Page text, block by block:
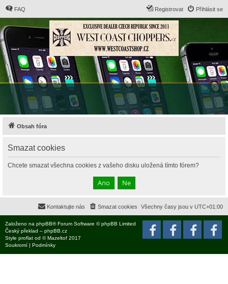
FAQ Přihlásit se
Registrovat
Obsah fóra
Smazat cookies
Chcete smazat všechna cookies z vašeho disku uložená tímto fórem?
Všechny časy jsou v UTC+01:00
Smazat cookies
Kontaktujte nás
Založeno na phpBB® Forum Software © phpBB Limited
Český překlad – phpBB.cz
Style proflat od ©Mazeltof 2017
Soukromí | Podmínky